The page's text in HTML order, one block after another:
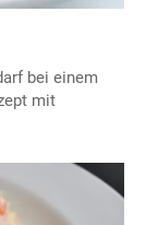
bei einem
mit